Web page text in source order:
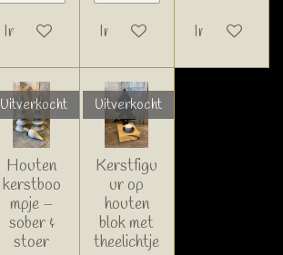
In winkelwagen In winkelwagen In
Uitverkocht
Houten
kerstboo
mpje –
sober &
stoer
Uitverkocht
Kerstfigu
ur op
houten
blok met
theelichtje